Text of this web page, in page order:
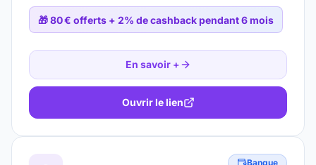
🎁80 € offerts + 2% de cashback pendant 6 mois
En savoir +
Ouvrir le lien
Banque